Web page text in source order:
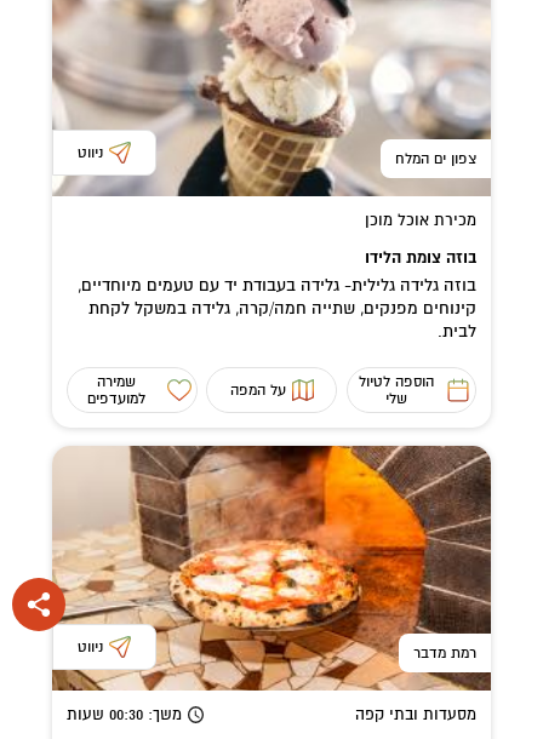
צפון ים המלח ניווט
מכירת אוכל מוכן
בוזה צומת הלידו
בוזה גלידה גלילית- גלידה בעבודת יד עם טעמים מיוחדיים,
קינוחים מפנקים, שתייה חמה/קרה, גלידה במשקל לקחת
לבית.
הוספה לטיול
שלי
על המפה
שמירה
למועדפים
רמת מדבר ניווט
מסעדות ובתי קפה משך: 00:30 שעות